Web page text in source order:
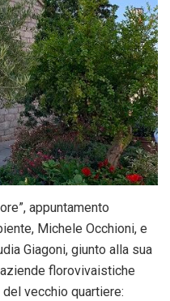
appuntamento
Michele Occhioni, e
Giagoni, giunto alla sua
florovivaistiche
vecchio quartiere: